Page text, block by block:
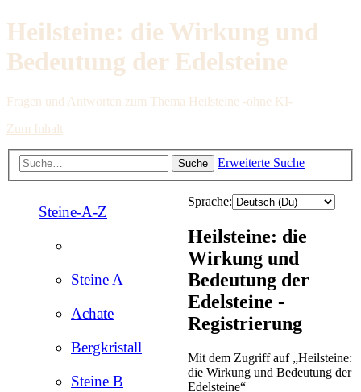
Heilsteine: die Wirkung und
Bedeutung der Edelsteine
Fragen und Antworten zum Thema Heilsteine -ohne KI-
Zum Inhalt
Suche Erweiterte Suche
Steine-A-Z
Steine A
Achate
Bergkristall
Steine B
Sprache:
Heilsteine: die
Wirkung und
Bedeutung der
Edelsteine -
Registrierung
Mit dem Zugriff auf „Heilsteine:
die Wirkung und Bedeutung der
Edelsteine“